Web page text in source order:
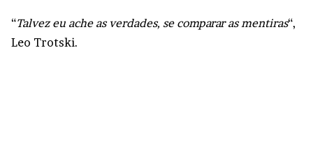
“Talvez eu ache as verdades, se comparar as mentiras“,
Leo Trotski.